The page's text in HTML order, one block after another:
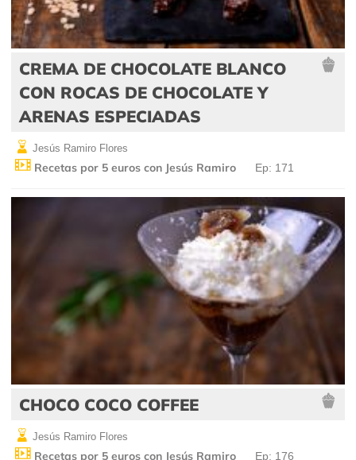
CREMA DE CHOCOLATE BLANCO
CON ROCAS DE CHOCOLATE Y
ARENAS ESPECIADAS
Jesús Ramiro Flores
Recetas por 5 euros con Jesús Ramiro Ep: 171
CHOCO COCO COFFEE
Jesús Ramiro Flores
Recetas por 5 euros con Jesús Ramiro Ep: 176